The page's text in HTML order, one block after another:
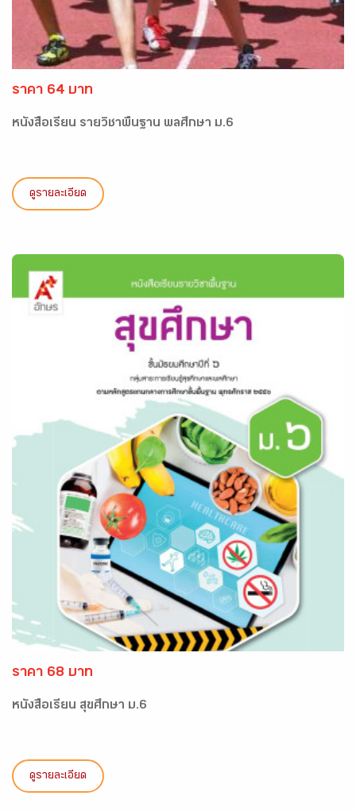
ราคา 64 บาท
หนังสือเรียน รายวิชาพื้นฐาน พลศึกษา ม.6
ดูรายละเอียด
ราคา 68 บาท
หนังสือเรียน สุขศึกษา ม.6
ดูรายละเอียด